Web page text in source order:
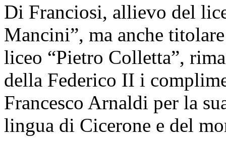
Di Franciosi, allievo del
Mancini”, ma anche
liceo “Pietro Colletta”,
della Federico II i
Francesco Arnaldi per la
lingua di Cicerone e del